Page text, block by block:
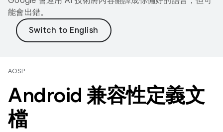
能會出錯。
AOSP
Android 兼容性定義文
檔